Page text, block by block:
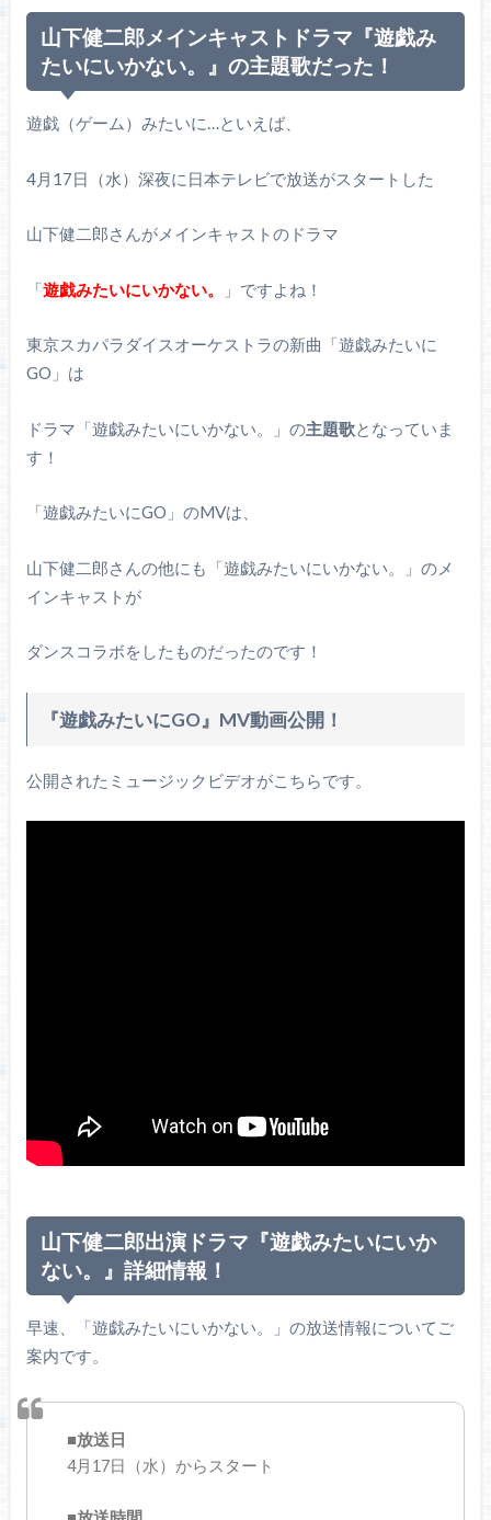
山下健二郎メインキャストドラマ『遊戯み
たいにいかない。』の主題歌だった！
遊戯（ゲーム）みたいに…といえば、
4月17日（水）深夜に日本テレビで放送がスタートした
山下健二郎さんがメインキャストのドラマ
「遊戯みたいにいかない。 」ですよね！
東京スカパラダイスオーケストラの新曲「遊戯みたいに
GO」は
ドラマ「遊戯みたいにいかない。」の主題歌となっていま
す！
「遊戯みたいにGO」のMVは、
山下健二郎さんの他にも「遊戯みたいにいかない。」のメ
インキャストが
ダンスコラボをしたものだったのです！
『遊戯みたいにGO』MV動画公開！
公開されたミュージックビデオがこちらです。
山下健二郎出演ドラマ『遊戯みたいにいか
ない。』詳細情報！
早速、「遊戯みたいにいかない。」の放送情報についてご
案内です。
■放送日
4月17日（水）からスタート